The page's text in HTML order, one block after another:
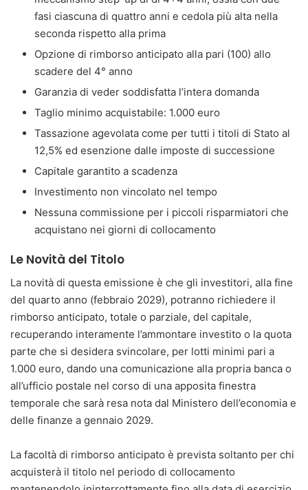
fasi ciascuna di quattro anni e cedola più alta nella
seconda rispetto alla prima
Opzione di rimborso anticipato alla pari (100) allo
scadere del 4° anno
Garanzia di veder soddisfatta l’intera domanda
Taglio minimo acquistabile: 1.000 euro
Tassazione agevolata come per tutti i titoli di Stato al
12,5% ed esenzione dalle imposte di successione
Capitale garantito a scadenza
Investimento non vincolato nel tempo
Nessuna commissione per i piccoli risparmiatori che
acquistano nei giorni di collocamento
Le Novità del Titolo
La novità di questa emissione è che gli investitori, alla fine
del quarto anno (febbraio 2029), potranno richiedere il
rimborso anticipato, totale o parziale, del capitale,
recuperando interamente l’ammontare investito o la quota
parte che si desidera svincolare, per lotti minimi pari a
1.000 euro, dando una comunicazione alla propria banca o
all’ufficio postale nel corso di una apposita finestra
temporale che sarà resa nota dal Ministero dell’economia e
delle finanze a gennaio 2029.
La facoltà di rimborso anticipato è prevista soltanto per chi
acquisterà il titolo nel periodo di collocamento